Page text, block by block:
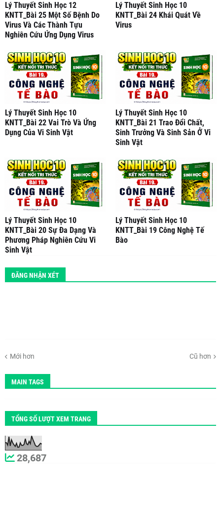
Lý Thuyết Sinh Học 12
KNTT_Bài 25 Một Số Bệnh Do
Virus Và Các Thành Tựu
Nghiên Cứu Ứng Dụng Virus
Lý Thuyết Sinh Học 10
KNTT_Bài 24 Khái Quát Về
Virus
Lý Thuyết Sinh Học 10
KNTT_Bài 22 Vai Trò Và Ứng
Dụng Của Vi Sinh Vật
Lý Thuyết Sinh Học 10
KNTT_Bài 21 Trao Đổi Chất,
Sinh Trưởng Và Sinh Sản Ở Vi
Sinh Vật
Lý Thuyết Sinh Học 10
KNTT_Bài 20 Sự Đa Dạng Và
Phương Pháp Nghiên Cứu Vi
Sinh Vật
Lý Thuyết Sinh Học 10
KNTT_Bài 19 Công Nghệ Tế
Bào
ĐĂNG NHẬN XÉT
Mới hơn Cũ hơn
MAIN TAGS
TỔNG SỐ LƯỢT XEM TRANG
28,687